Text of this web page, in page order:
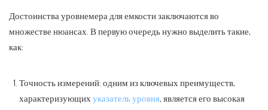
Достоинства уровнемера для емкости заключаются во
множестве нюансах. В первую очередь нужно выделить такие,
как:
Точность измерений: одним из ключевых преимуществ,
характеризующихуказатель уровня, является его высокая